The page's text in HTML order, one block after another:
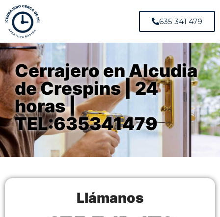
635 341 479
Cerrajero en Alcudia
de Crespins | 24
horas |
TEL:635341479
Llámanos